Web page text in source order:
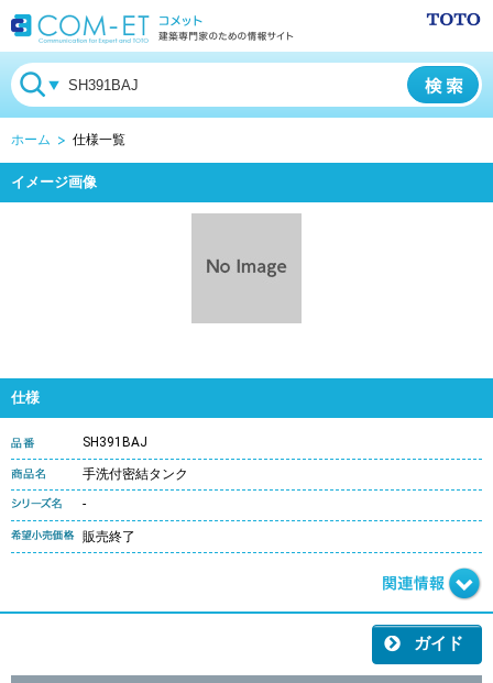
ホーム 仕様一覧
イメージ画像
仕様
SH391BAJ
手洗付密結タンク
-
販売終了
ガイド